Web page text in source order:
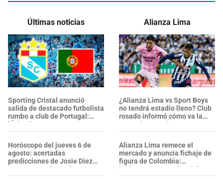
Últimas noticias
Sporting Cristal anunció
salida de destacado futbolista
rumbo a club de Portugal:
"Éxitos"
Horóscopo del jueves 6 de
agosto: acertadas
predicciones de Josie Diez
Canseco según tu signo
Alianza Lima
¿Alianza Lima vs Sport Boys
no tendrá estadio lleno? Club
rosado informó cómo va la
venta de entradas
Alianza Lima remece el
mercado y anuncia fichaje de
figura de Colombia:
"Liderazgo y experiencia"